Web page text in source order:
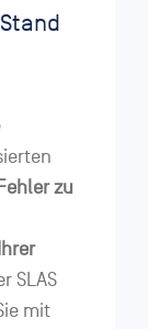
zu
SLAS
mit